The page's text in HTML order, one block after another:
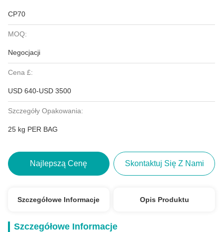
CP70
MOQ:
Negocjacji
Cena £:
USD 640-USD 3500
Szczegóły Opakowania:
25 kg PER BAG
Najlepszą Cenę Skontaktuj Się Z Nami
Szczegółowe Informacje Opis Produktu
Szczegółowe Informacje